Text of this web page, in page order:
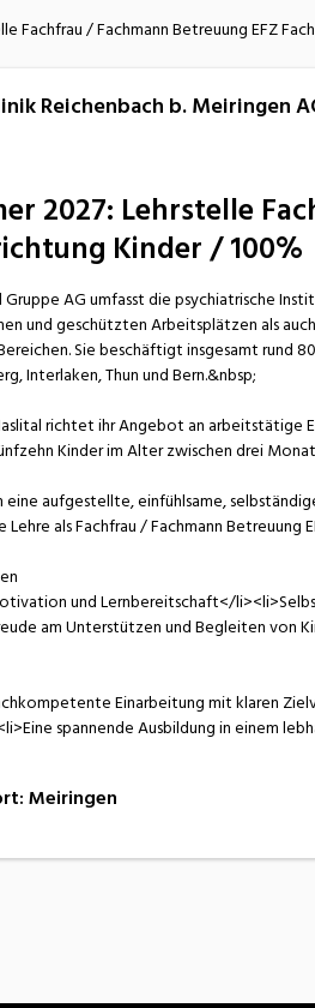
Fachfrau / Fachmann Betreuung EFZ
Reichenbach b. Meiringen
2027: Lehrstelle
Kinder / 100%
AG umfasst die psychiatrische
und geschützten Arbeitsplätzen als
Sie beschäftigt insgesamt rund
Interlaken, Thun und Bern.&nbsp;
richtet ihr Angebot an arbeitstätige
Kinder im Alter zwischen drei
eine aufgestellte, einfühlsame,
Lehre als Fachfrau / Fachmann
und Lernbereitschaft</
am Unterstützen und Begleiten von
Einarbeitung mit klaren
spannende Ausbildung in einem
:Meiringen